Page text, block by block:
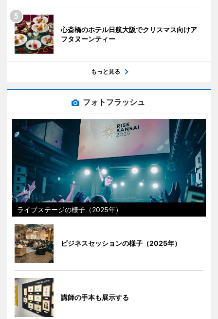
心斎橋のホテル日航大阪でクリスマス向けア
フタヌーンティー
もっと見る
フォトフラッシュ
ライブステージの様子（2025年）
ビジネスセッションの様子（2025年）
講師の手本も展示する